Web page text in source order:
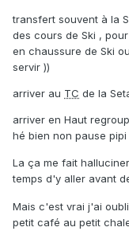
transfert souvent à la
des cours de Ski ,
en chaussure de Ski
servir ))
arriver au TC de la
arriver en Haut
hé bien non pause pipi
La ça me fait
temps d'y aller avant
Mais c'est vrai j'ai
petit café au petit